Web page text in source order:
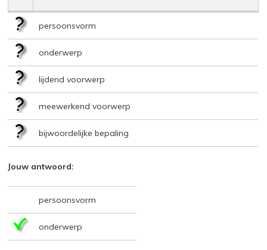
persoonsvorm
onderwerp
lijdend voorwerp
meewerkend voorwerp
bijwoordelijke bepaling
Jouw antwoord:
persoonsvorm
onderwerp